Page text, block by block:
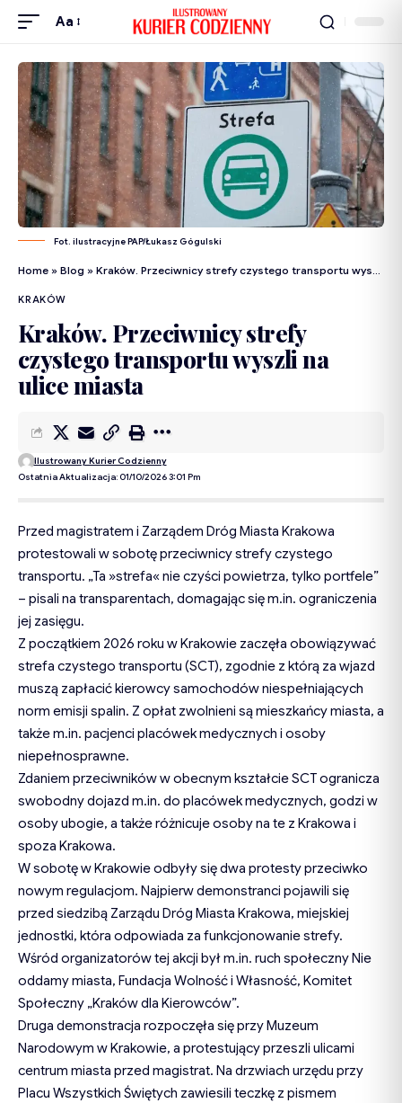
Aa
Fot. ilustracyjne PAP/Łukasz Gógulski
Home » Blog » Kraków. Przeciwnicy strefy czystego transportu wyszli na ulice miasta
KRAKÓW
Kraków. Przeciwnicy strefy
czystego transportu wyszli na
ulice miasta
Ostatnia Aktualizacja: 01/10/2026 3:01 Pm
Ilustrowany Kurier Codzienny
Przed magistratem i Zarządem Dróg Miasta Krakowa
protestowali w sobotę przeciwnicy strefy czystego
transportu. „Ta »strefa« nie czyści powietrza, tylko portfele”
– pisali na transparentach, domagając się m.in. ograniczenia
jej zasięgu.
Z początkiem 2026 roku w Krakowie zaczęła obowiązywać
strefa czystego transportu (SCT), zgodnie z którą za wjazd
muszą zapłacić kierowcy samochodów niespełniających
norm emisji spalin. Z opłat zwolnieni są mieszkańcy miasta, a
także m.in. pacjenci placówek medycznych i osoby
niepełnosprawne.
Zdaniem przeciwników w obecnym kształcie SCT ogranicza
swobodny dojazd m.in. do placówek medycznych, godzi w
osoby ubogie, a także różnicuje osoby na te z Krakowa i
spoza Krakowa.
W sobotę w Krakowie odbyły się dwa protesty przeciwko
nowym regulacjom. Najpierw demonstranci pojawili się
przed siedzibą Zarządu Dróg Miasta Krakowa, miejskiej
jednostki, która odpowiada za funkcjonowanie strefy.
Wśród organizatorów tej akcji był m.in. ruch społeczny Nie
oddamy miasta, Fundacja Wolność i Własność, Komitet
Społeczny „Kraków dla Kierowców”.
Druga demonstracja rozpoczęła się przy Muzeum
Narodowym w Krakowie, a protestujący przeszli ulicami
centrum miasta przed magistrat. Na drzwiach urzędu przy
Placu Wszystkich Świętych zawiesili teczkę z pismem